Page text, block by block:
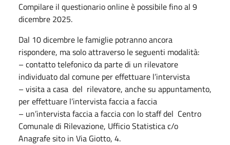
Compilare il questionario online è possibile fino al 9
dicembre 2025.
Dal 10 dicembre le famiglie potranno ancora
rispondere, ma solo attraverso le seguenti modalità:
– contatto telefonico da parte di un rilevatore
individuato dal comune per effettuare l’intervista
– visita a casa del rilevatore, anche su appuntamento,
per effettuare l’intervista faccia a faccia
– un’intervista faccia a faccia con lo staff del Centro
Comunale di Rilevazione, Ufficio Statistica c/o
Anagrafe sito in Via Giotto, 4.